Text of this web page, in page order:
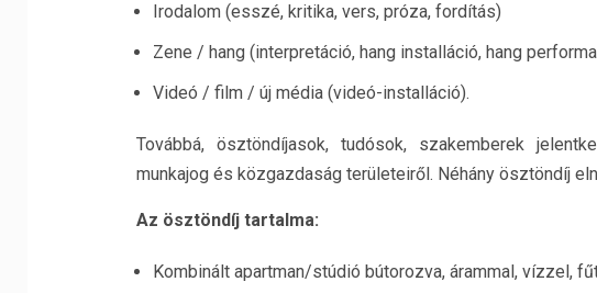
Irodalom (esszé, kritika, vers, próza, fordítás)
Zene / hang (interpretáció, hang installáció, hang
Videó / film / új média (videó-installáció).
Továbbá, ösztöndíjasok, tudósok, szakemberek
munkajog és közgazdaság területeiről. Néhány ösztöndíj
Az ösztöndíj tartalma:
Kombinált apartman/stúdió bútorozva, árammal, vízzel,